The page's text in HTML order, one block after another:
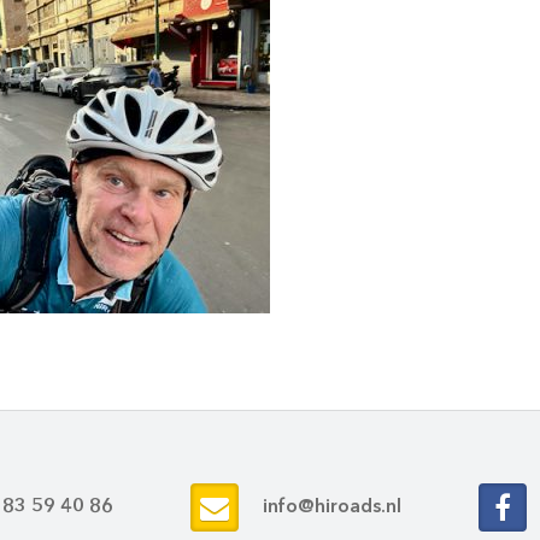
59 40 86 info@hiroads.nl